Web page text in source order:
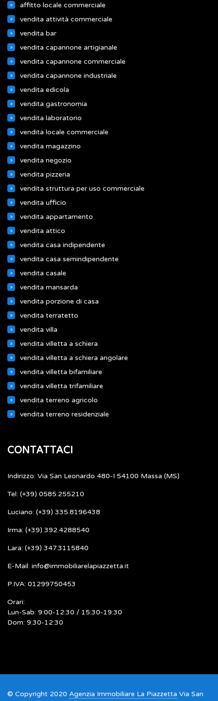
affitto locale commerciale
vendita attività commerciale
vendita bar
vendita capannone artigianale
vendita capannone commerciale
vendita capannone industriale
vendita edicola
vendita gastronomia
vendita laboratorio
vendita locale commerciale
vendita magazzino
vendita negozio
vendita pizzeria
vendita struttura per uso commerciale
vendita ufficio
vendita appartamento
vendita attico
vendita casa indipendente
vendita casa semindipendente
vendita casale
vendita mansarda
vendita porzione di casa
vendita terratetto
vendita villa
vendita villetta a schiera
vendita villetta a schiera angolare
vendita villetta bifamiliare
vendita villetta trifamiliare
vendita terreno agricolo
vendita terreno residenziale
CONTATTACI
Indirizzo: Via San Leonardo 480-I 54100 Massa (MS)
Tel: (+39) 0585.255210
Luciano: (+39) 335.8196438
Irma: (+39) 392.4288540
Lara: (+39) 347.3115840
E-Mail: info@immobiliarelapiazzetta.it
P.IVA: 01299750453
Orari:
Lun-Sab: 9:00-12:30 / 15:30-19:30
Dom: 9:30-12:30
© Copyright 2020 Agenzia Immobiliare La Piazzetta Via San